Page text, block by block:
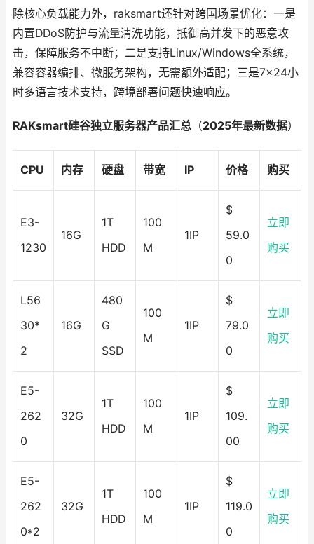
除核心负载能力外，raksmart还针对跨国场景优化：一是
内置DDoS防护与流量清洗功能，抵御高并发下的恶意攻
击，保障服务不中断；二是支持Linux/Windows全系统，
兼容容器编排、微服务架构，无需额外适配；三是7×24小
时多语言技术支持，跨境部署问题快速响应。
RAKsmart硅谷独立服务器产品汇总 （2025年最新数据）
CPU 内存 硬盘 带宽 IP 价格 购买
E3-
1230
16G
1T
HDD
100
M
1IP
$
59.0
0
立即
购买
L56
30*
2
16G
480
G
SSD
100
M
1IP
$
79.0
0
立即
购买
E5-
262
0
32G
1T
HDD
100
M
1IP
$
109.
00
立即
购买
E5-
262
0*2
32G
1T
HDD
100
M
1IP
$
119.0
0
立即
购买